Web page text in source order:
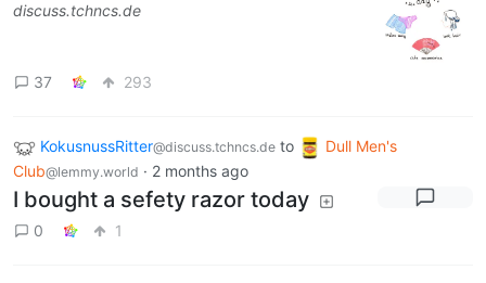
discuss.tchncs.de
37 293
KokusnussRitter@discuss.tchncs.de to
Dull Men's
Club@lemmy.world · 2 months ago
I bought a sefety razor today
0 1